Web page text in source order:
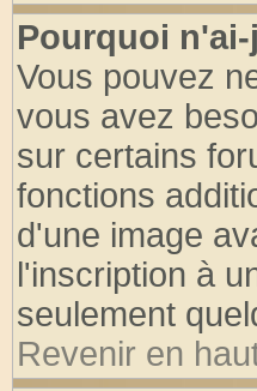
Pourquoi
Vous pouvez
vous avez
sur certains
fonctions
d'une image
l'inscription à
seulement
Revenir en